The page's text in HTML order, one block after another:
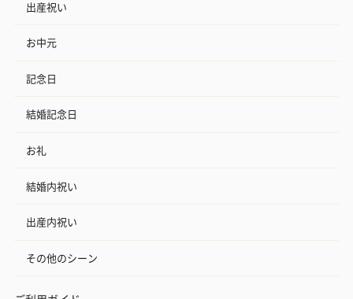
出産祝い
お中元
記念日
結婚記念日
お礼
結婚内祝い
出産内祝い
その他のシーン